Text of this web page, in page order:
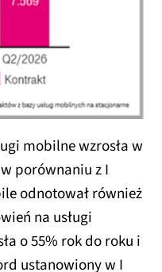
mobilne wzrosła w
porównaniu z I
odnotował również
na usługi
o 55% rok do roku i
ustanowiony w I